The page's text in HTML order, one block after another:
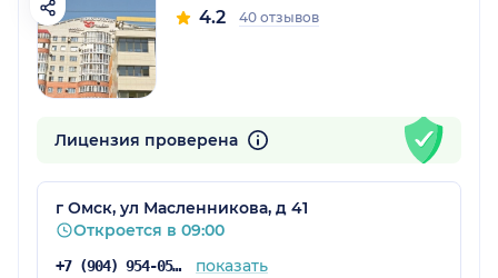
4.2 40 отзывов
Лицензия проверена
г Омск, ул Масленникова, д 41
Откроется в 09:00
+7 (904) 954-05-70 показать